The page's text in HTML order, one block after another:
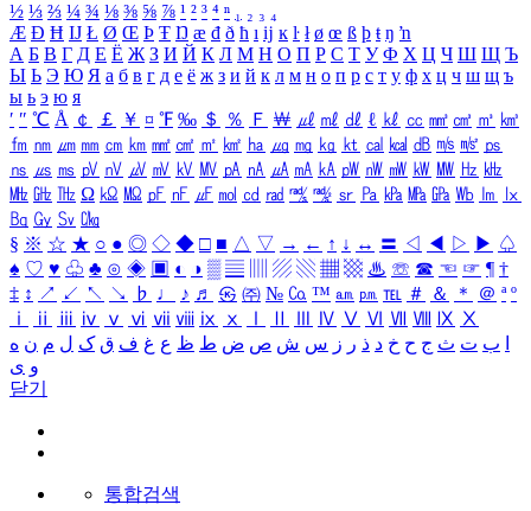
½ ⅓ ⅔ ¼ ¾ ⅛ ⅜ ⅝ ⅞ ¹ ² ³ ⁴ ⁿ ₁ ₂ ₃ ₄
Æ Ð Ħ Ĳ Ł Ø Œ Þ Ŧ Ŋ æ đ ð ħ ı ĳ ĸ ŀ ł ø œ ß þ ŧ ŋ ŉ
А Б В Г Д Е Ё Ж З И Й К Л М Н О П Р С Т У Ф Х Ц Ч Ш Щ Ъ
Ы Ь Э Ю Я а б в г д е ё ж з и й к л м н о п р с т у ф х ц ч ш щ ъ
ы ь э ю я
′ ″ ℃ Å ￠ ￡ ￥ ¤ ℉ ‰ ＄ ％ Ｆ ￦ ㎕ ㎖ ㎗ ℓ ㎘ ㏄ ㎣ ㎤ ㎥ ㎦
㎙ ㎚ ㎛ ㎜ ㎝ ㎞ ㎟ ㎠ ㎡ ㎢ ㏊ ㎍ ㎎ ㎏ ㏏ ㎈ ㎉ ㏈ ㎧ ㎨ ㎰
㎱ ㎲ ㎳ ㎴ ㎵ ㎶ ㎷ ㎸ ㎹ ㎀ ㎁ ㎂ ㎃ ㎄ ㎺ ㎻ ㎽ ㎾ ㎿ ㎐ ㎑
㎒ ㎓ ㎔ Ω ㏀ ㏁ ㎊ ㎋ ㎌ ㏖ ㏅ ㎭ ㎮ ㎯ ㏛ ㎩ ㎪ ㎫ ㎬ ㏝ ㏐
㏓
㏃ ㏉ ㏜ ㏆
§ ※ ☆ ★ ○ ● ◎ ◇ ◆ □ ■ △ ▽ → ← ↑ ↓ ↔ 〓 ◁ ◀ ▷ ▶ ♤
♠ ♡ ♥ ♧ ♣ ⊙ ◈ ▣ ◐ ◑ ▒ ▤ ▨ ▧ ▦ ▩ ♨ ☏ ☎ ☜ ☞ ¶ †
‡ ↕ ↗ ↙ ↖ ↘ ♭ ♩ ♪ ♬ ㉿ ㈜ № ㏇ ™ ㏂ ㏘ ℡ ＃ ＆ ＊ ＠ ª º
ⅰ
ⅱ ⅲ ⅳ ⅴ ⅵ ⅶ ⅷ ⅸ ⅹ Ⅳ Ⅴ Ⅵ Ⅶ Ⅷ Ⅸ Ⅹ
ب ت ث ج ح خ د ذ ر ز س ش ص ض ط ظ ع غ ف ق ک ل م ن ه
و ی
닫기
통합검색